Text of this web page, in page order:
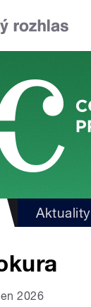
Aktuality
2026